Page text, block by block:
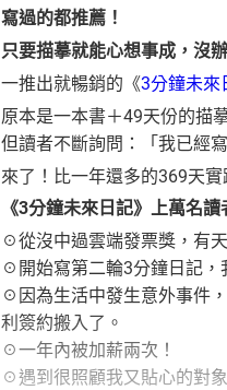
寫過的都推薦！
只要描摹就能心想事成，沒
一推出就暢銷的《3分鐘未來
原本是一本書＋49天份的描
但讀者不斷詢問：「我已經
來了！比一年還多的369天
《3分鐘未來日記》上萬名讀
☉從沒中過雲端發票獎，有
☉開始寫第二輪3分鐘日記，
☉因為生活中發生意外事件
利簽約搬入了。
☉一年內被加薪兩次！
☉遇到很照顧我又貼心的對